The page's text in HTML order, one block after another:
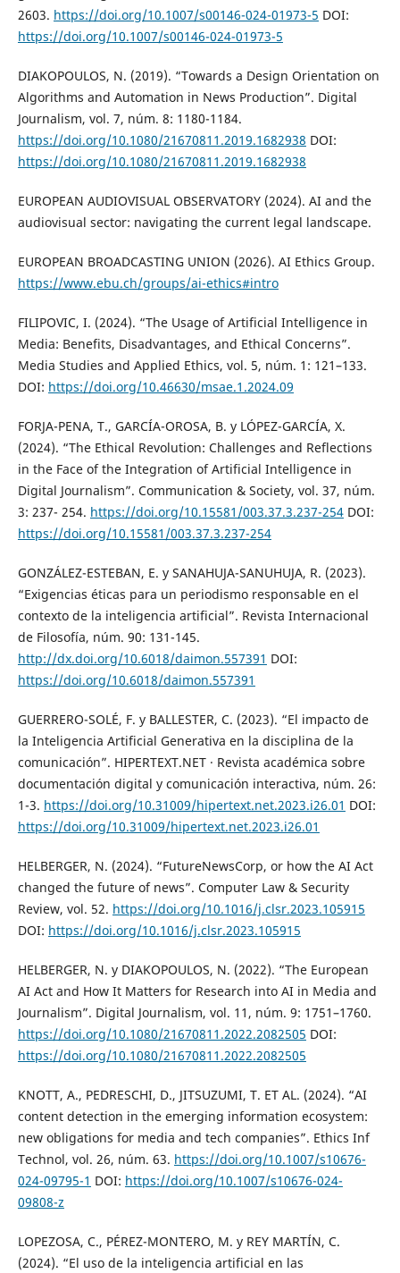
2603. https://doi.org/10.1007/s00146-024-01973-5 DOI:
https://doi.org/10.1007/s00146-024-01973-5
DIAKOPOULOS, N. (2019). “Towards a Design Orientation on
Algorithms and Automation in News Production”. Digital
Journalism, vol. 7, núm. 8: 1180-1184.
https://doi.org/10.1080/21670811.2019.1682938 DOI:
https://doi.org/10.1080/21670811.2019.1682938
EUROPEAN AUDIOVISUAL OBSERVATORY (2024). AI and the
audiovisual sector: navigating the current legal landscape.
EUROPEAN BROADCASTING UNION (2026). AI Ethics Group.
https://www.ebu.ch/groups/ai-ethics#intro
FILIPOVIC, I. (2024). “The Usage of Artificial Intelligence in
Media: Benefits, Disadvantages, and Ethical Concerns”.
Media Studies and Applied Ethics, vol. 5, núm. 1: 121–133.
DOI: https://doi.org/10.46630/msae.1.2024.09
FORJA-PENA, T., GARCÍA-OROSA, B. y LÓPEZ-GARCÍA, X.
(2024). “The Ethical Revolution: Challenges and Reflections
in the Face of the Integration of Artificial Intelligence in
Digital Journalism”. Communication & Society, vol. 37, núm.
3: 237- 254. https://doi.org/10.15581/003.37.3.237-254DOI:
https://doi.org/10.15581/003.37.3.237-254
GONZÁLEZ-ESTEBAN, E. y SANAHUJA-SANUHUJA, R. (2023).
“Exigencias éticas para un periodismo responsable en el
contexto de la inteligencia artificial”. Revista Internacional
de Filosofía, núm. 90: 131-145.
http://dx.doi.org/10.6018/daimon.557391 DOI:
https://doi.org/10.6018/daimon.557391
GUERRERO-SOLÉ, F. y BALLESTER, C. (2023). “El impacto de
la Inteligencia Artificial Generativa en la disciplina de la
comunicación”. HIPERTEXT.NET · Revista académica sobre
documentación digital y comunicación interactiva, núm. 26:
1-3. https://doi.org/10.31009/hipertext.net.2023.i26.01 DOI:
https://doi.org/10.31009/hipertext.net.2023.i26.01
HELBERGER, N. (2024). “FutureNewsCorp, or how the AI Act
changed the future of news”. Computer Law & Security
Review, vol. 52. https://doi.org/10.1016/j.clsr.2023.105915
DOI: https://doi.org/10.1016/j.clsr.2023.105915
HELBERGER, N. y DIAKOPOULOS, N. (2022). “The European
AI Act and How It Matters for Research into AI in Media and
Journalism”. Digital Journalism, vol. 11, núm. 9: 1751–1760.
https://doi.org/10.1080/21670811.2022.2082505 DOI:
https://doi.org/10.1080/21670811.2022.2082505
KNOTT, A., PEDRESCHI, D., JITSUZUMI, T. ET AL. (2024). “AI
content detection in the emerging information ecosystem:
new obligations for media and tech companies”. Ethics Inf
Technol, vol. 26, núm. 63. https://doi.org/10.1007/s10676-
024-09795-1 DOI: https://doi.org/10.1007/s10676-024-
09808-z
LOPEZOSA, C., PÉREZ-MONTERO, M. y REY MARTÍN, C.
(2024). “El uso de la inteligencia artificial en las